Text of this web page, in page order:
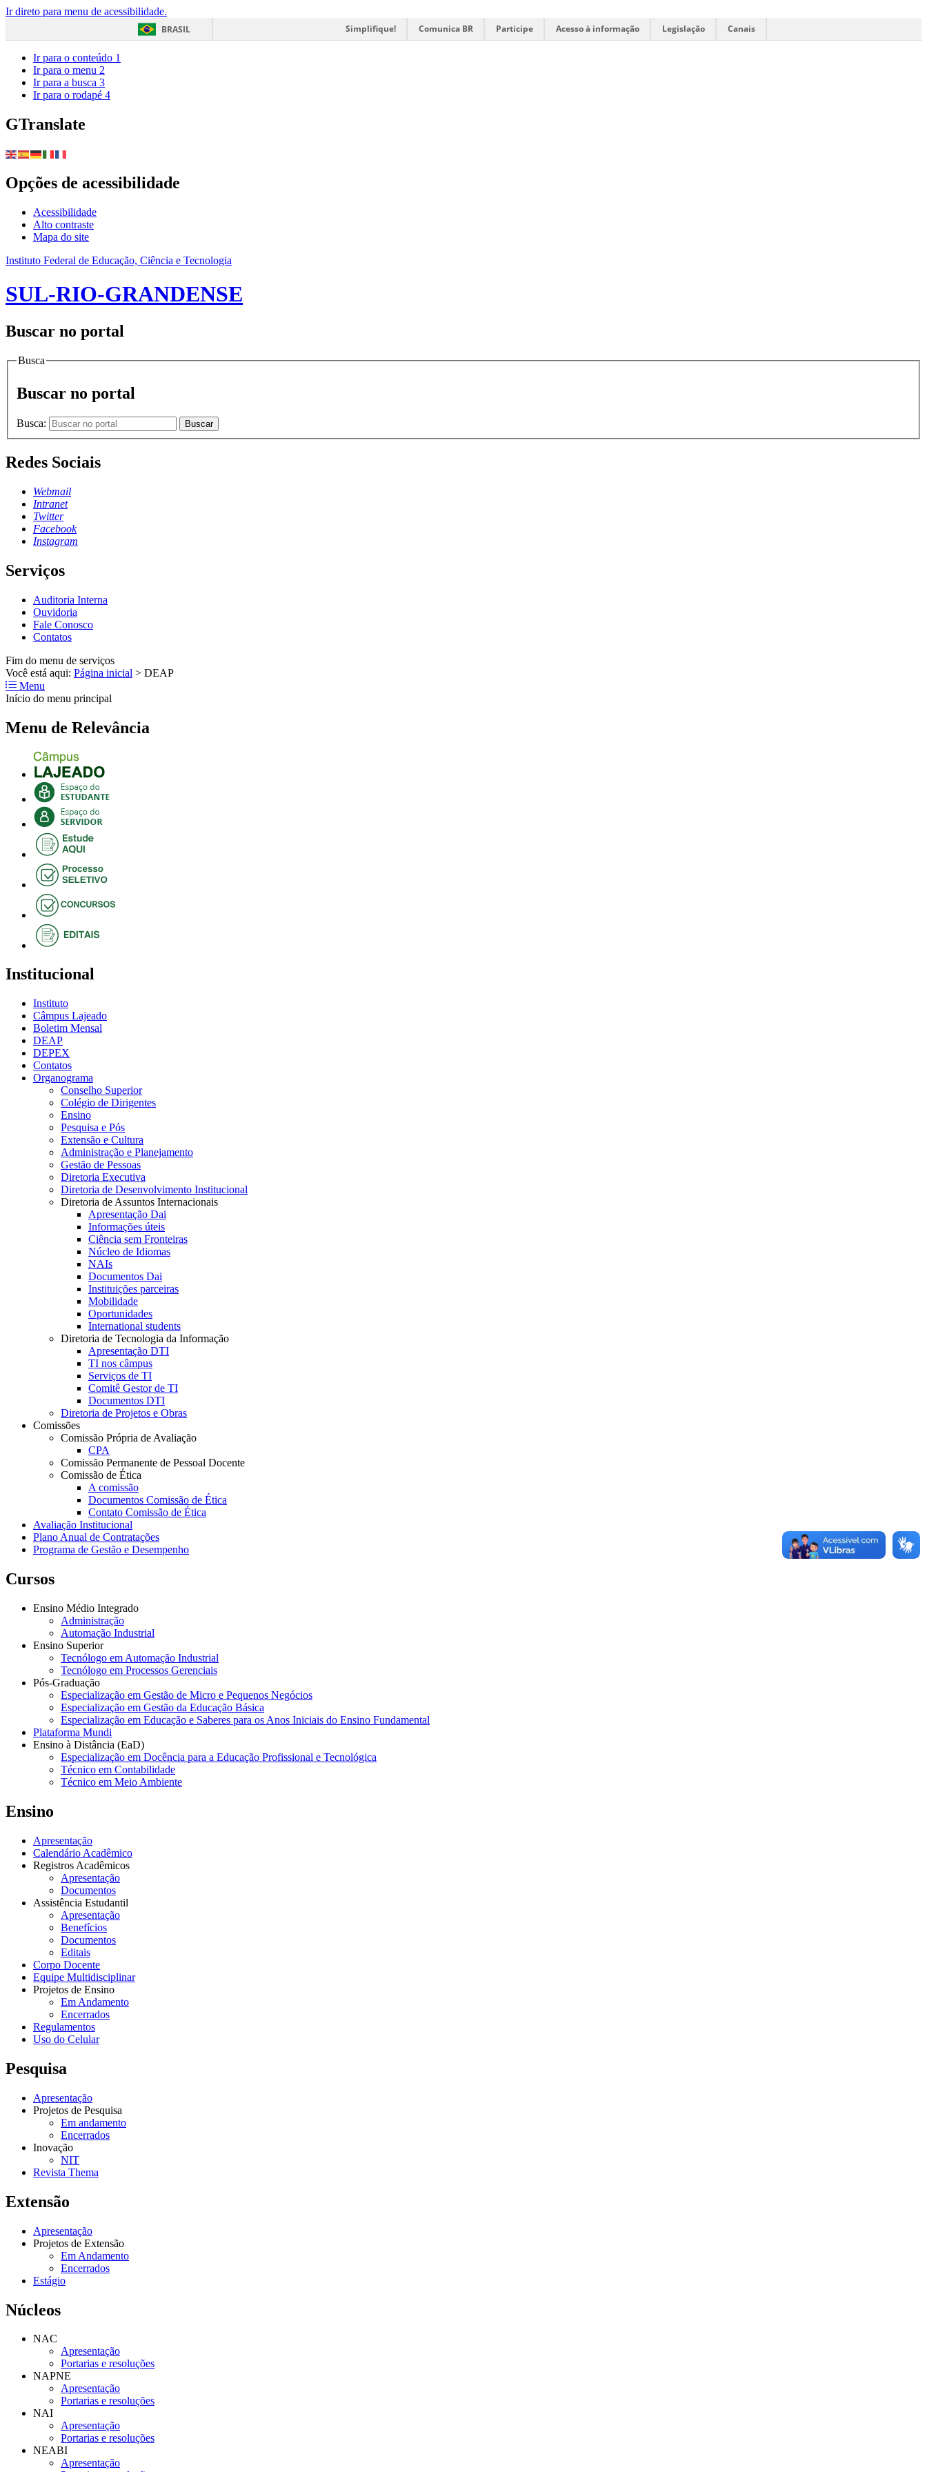
Ir direto para menu de acessibilidade.
BRASIL
Simplifique! Comunica BR Participe Acesso à informação Legislação Canais
Ir para o conteúdo 1
Ir para o menu 2
Ir para a busca 3
Ir para o rodapé 4
GTranslate
Opções de acessibilidade
Acessibilidade
Alto contraste
Mapa do site
Instituto Federal de Educação, Ciência e Tecnologia
SUL-RIO-GRANDENSE
Buscar no portal
Busca
Buscar no portal
Busca: Buscar
Redes Sociais
Webmail
Intranet
Twitter
Facebook
Instagram
Serviços
Auditoria Interna
Ouvidoria
Fale Conosco
Contatos
Fim do menu de serviços
Você está aqui: Página inicial > DEAP
Menu
Início do menu principal
Menu de Relevância
Institucional
Instituto
Câmpus Lajeado
Boletim Mensal
DEAP
DEPEX
Contatos
Organograma
Conselho Superior
Colégio de Dirigentes
Ensino
Pesquisa e Pós
Extensão e Cultura
Administração e Planejamento
Gestão de Pessoas
Diretoria Executiva
Diretoria de Desenvolvimento Institucional
Diretoria de Assuntos Internacionais
Apresentação Dai
Informações úteis
Ciência sem Fronteiras
Núcleo de Idiomas
NAIs
Documentos Dai
Instituições parceiras
Mobilidade
Oportunidades
International students
Diretoria de Tecnologia da Informação
Apresentação DTI
TI nos câmpus
Serviços de TI
Comitê Gestor de TI
Documentos DTI
Diretoria de Projetos e Obras
Comissões
Comissão Própria de Avaliação
CPA
Comissão Permanente de Pessoal Docente
Comissão de Ética
A comissão
Documentos Comissão de Ética
Contato Comissão de Ética
Avaliação Institucional
Plano Anual de Contratações
Programa de Gestão e Desempenho
Cursos
Ensino Médio Integrado
Administração
Automação Industrial
Ensino Superior
Tecnólogo em Automação Industrial
Tecnólogo em Processos Gerenciais
Pós-Graduação
Especialização em Gestão de Micro e Pequenos Negócios
Especialização em Gestão da Educação Básica
Especialização em Educação e Saberes para os Anos Iniciais do Ensino Fundamental
Plataforma Mundi
Ensino à Distância (EaD)
Especialização em Docência para a Educação Profissional e Tecnológica
Técnico em Contabilidade
Técnico em Meio Ambiente
Ensino
Apresentação
Calendário Acadêmico
Registros Acadêmicos
Apresentação
Documentos
Assistência Estudantil
Apresentação
Benefícios
Documentos
Editais
Corpo Docente
Equipe Multidisciplinar
Projetos de Ensino
Em Andamento
Encerrados
Regulamentos
Uso do Celular
Pesquisa
Apresentação
Projetos de Pesquisa
Em andamento
Encerrados
Inovação
NIT
Revista Thema
Extensão
Apresentação
Projetos de Extensão
Em Andamento
Encerrados
Estágio
Núcleos
NAC
Apresentação
Portarias e resoluções
NAPNE
Apresentação
Portarias e resoluções
NAI
Apresentação
Portarias e resoluções
NEABI
Apresentação